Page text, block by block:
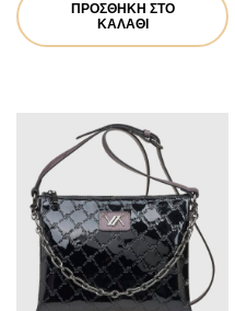
ΠΡΟΣΘΉΚΗ ΣΤΟ
ΚΑΛΆΘΙ